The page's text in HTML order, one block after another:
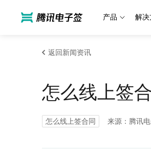
产品 解决
返回新闻资讯
怎么线上签
怎么线上签合同 来源：腾讯